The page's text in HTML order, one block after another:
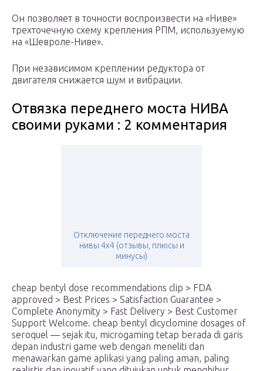
Он позволяет в точности воспроизвести на «Ниве»
трехточечную схему крепления РПМ, используемую
на «Шевроле-Ниве».
При независимом креплении редуктора от
двигателя снижается шум и вибрации.
Отвязка переднего моста НИВА
своими руками : 2 комментария
Отключение переднего моста
нивы 4х4 (отзывы, плюсы и
минусы)
cheap bentyl dose recommendations clip > FDA
approved > Best Prices > Satisfaction Guarantee >
Complete Anonymity > Fast Delivery > Best Customer
Support Welcome. cheap bentyl dicyclomine dosages of
seroquel — sejak itu, microgaming tetap berada di garis
depan industri game web dengan meneliti dan
menawarkan game aplikasi yang paling aman, paling